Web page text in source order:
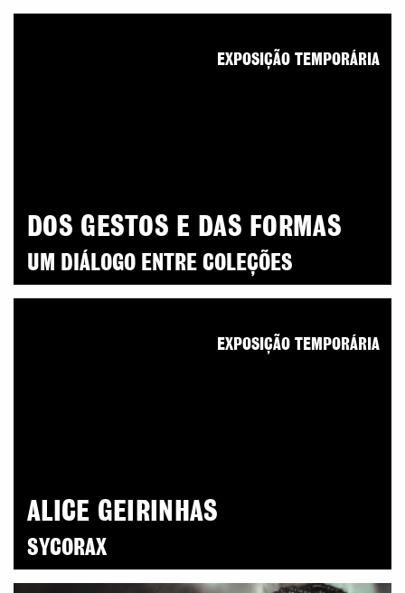
DOS GESTOS E DAS FORMAS
UM DIÁLOGO ENTRE COLEÇÕES
EXPOSIÇÃO TEMPORÁRIA
ALICE GEIRINHAS
SYCORAX
EXPOSIÇÃO TEMPORÁRIA